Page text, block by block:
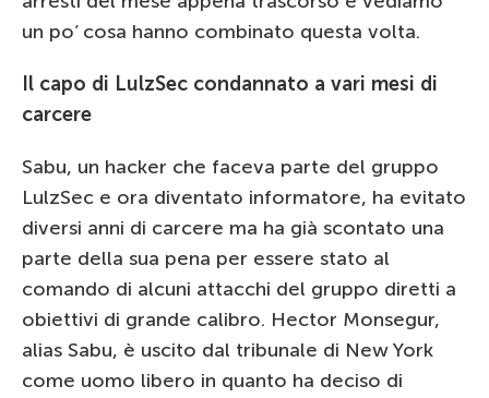
un po’ cosa hanno combinato questa volta.
Il capo di LulzSec condannato a vari mesi di
carcere
Sabu, un hacker che faceva parte del gruppo
LulzSec e ora diventato informatore, ha evitato
diversi anni di carcere ma ha già scontato una
parte della sua pena per essere stato al
comando di alcuni attacchi del gruppo diretti a
obiettivi di grande calibro. Hector Monsegur,
alias Sabu, è uscito dal tribunale di New York
come uomo libero in quanto ha deciso di